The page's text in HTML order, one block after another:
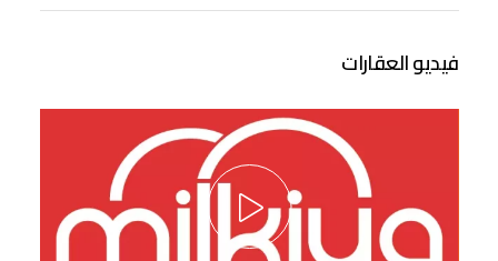
فيديو العقارات